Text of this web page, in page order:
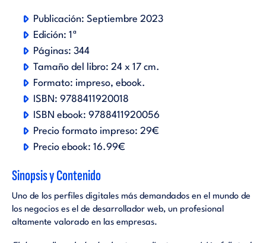
Publicación: Septiembre 2023
Edición: 1ª
Páginas: 344
Tamaño del libro: 24 x 17 cm.
Formato: impreso ebook.
ISBN: 9788411920018
ISBN ebook: 9788411920056
Precio formato impreso: 29€
Precio ebook: 16.99€
Sinopsis y Contenido
Uno de los perfiles digitales más demandados en el mundo de
los negocios es el de desarrollador web, un profesional
altamente valorado en las empresas.